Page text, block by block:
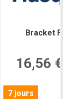
Bracket
16,56 €
7 jours